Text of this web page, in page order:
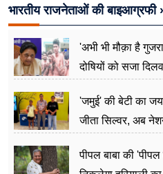
भारतीय राजनेताओं की बाइआग्रफी
'अभी भी मौक़ा है
दोषियों को सजा
'जमुई' की बेटी का
जीता सिल्वर, अब
पीपल बाबा की